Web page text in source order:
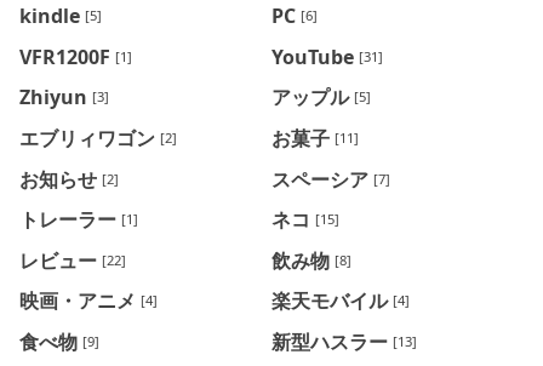
kindle [5] PC [6]
VFR1200F [1] YouTube [31]
Zhiyun [3] アップル [5]
エブリィワゴン [2] お菓子 [11]
お知らせ [2] スペーシア [7]
トレーラー [1] ネコ [15]
レビュー [22] 飲み物 [8]
映画・アニメ [4] 楽天モバイル [4]
食べ物 [9] 新型ハスラー [13]